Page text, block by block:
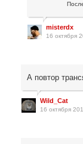
misterdx
16 октября
А повтор
Wild_Cat
16 октября